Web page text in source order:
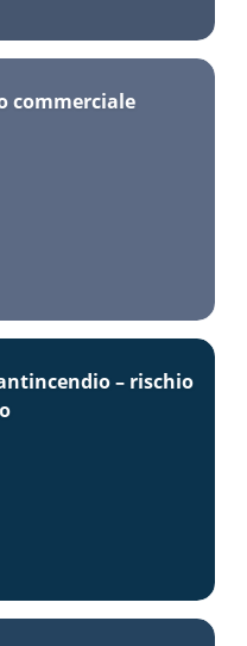
commerciale
– rischio